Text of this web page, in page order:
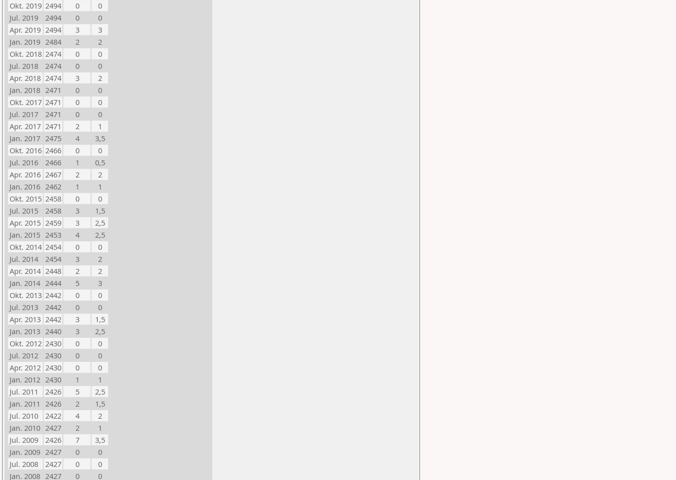
Okt. 2019 2494 0
0
Jul. 2019
2494 0
0
Apr. 2019 2494 3
3
Jan. 2019 2484 2
2
Okt. 2018 2474 0
0
Jul. 2018
2474 0
0
Apr. 2018 2474 3
2
Jan. 2018 2471 0
0
Okt. 2017 2471 0
0
Jul. 2017
2471 0
0
Apr. 2017 2471 2
1
Jan. 2017 2475 4
3,5
Okt. 2016 2466 0
0
Jul. 2016
2466 1
0,5
Apr. 2016 2467 2
2
Jan. 2016 2462 1
1
Okt. 2015 2458 0
0
Jul. 2015
2458 3
1,5
Apr. 2015 2459 3
2,5
Jan. 2015 2453 4
2,5
Okt. 2014 2454 0
0
Jul. 2014
2454 3
2
Apr. 2014 2448 2
2
Jan. 2014 2444 5
3
Okt. 2013 2442 0
0
Jul. 2013
2442 0
0
Apr. 2013 2442 3
1,5
Jan. 2013 2440 3
2,5
Okt. 2012 2430 0
0
Jul. 2012
2430 0
0
Apr. 2012 2430 0
0
Jan. 2012 2430 1
1
Jul. 2011
2426 5
2,5
Jan. 2011 2426 2
1,5
Jul. 2010
2422 4
2
Jan. 2010 2427 2
1
Jul. 2009
2426 7
3,5
Jan. 2009 2427 0
0
Jul. 2008
2427 0
0
Jan. 2008 2427 0 0